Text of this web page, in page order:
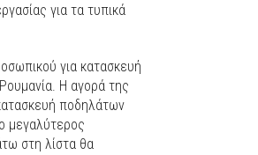
για τα τυπικά
για κατασκευή
Η αγορά της
ποδηλάτων
μεγαλύτερος
στη λίστα θα